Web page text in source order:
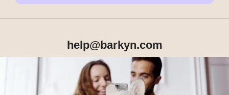
help@barkyn.com